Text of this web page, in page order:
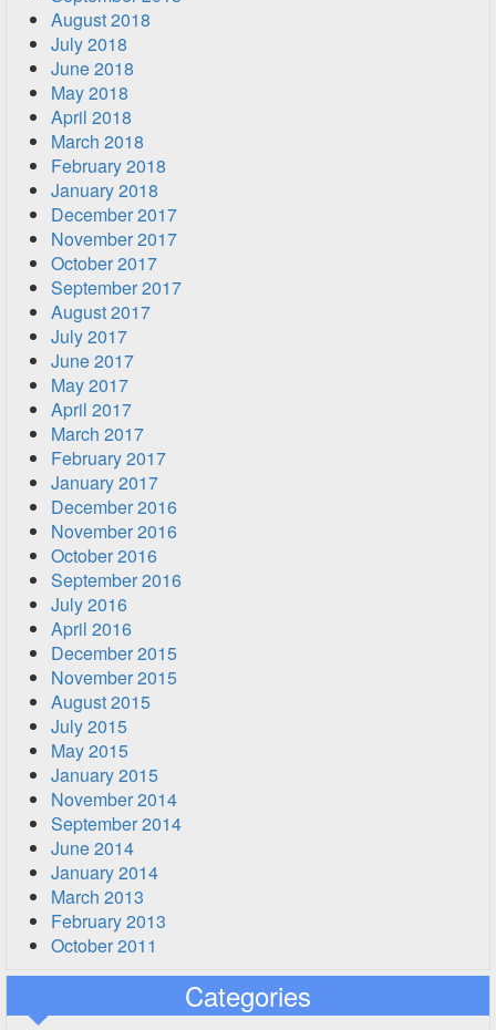
August 2018
July 2018
June 2018
May 2018
April 2018
March 2018
February 2018
January 2018
December 2017
November 2017
October 2017
September 2017
August 2017
July 2017
June 2017
May 2017
April 2017
March 2017
February 2017
January 2017
December 2016
November 2016
October 2016
September 2016
July 2016
April 2016
December 2015
November 2015
August 2015
July 2015
May 2015
January 2015
November 2014
September 2014
June 2014
January 2014
March 2013
February 2013
October 2011
Categories